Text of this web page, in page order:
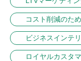
コスト削減のた
ビジネスインテ
ロイヤルカスタ